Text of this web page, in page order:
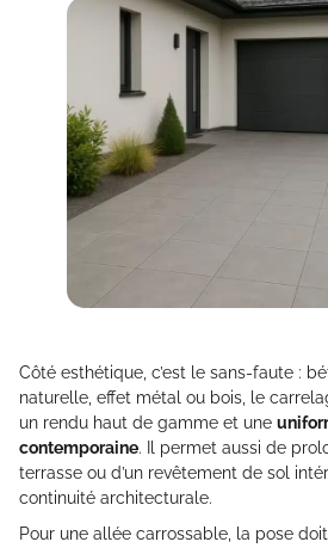
Côté esthétique, c’est le sans-faute :
naturelle, effet métal ou bois, le
un rendu haut de gamme et une
contemporaine. Il permet aussi de
terrasse ou d’un revêtement de sol
continuité architecturale.
Pour une allée carrossable, la pose